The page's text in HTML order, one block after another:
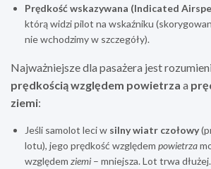
Prędkość wskazywana (Indicated
którą widzi pilot na wskaźniku
nie wchodzimy w szczegóły).
Najważniejsze dla pasażera jest
prędkością względem powietrza a
ziemi:
Jeśli samolot leci w silny wiatr czołowy
lotu), jego prędkość względem powietrza
względem ziemi – mniejsza. Lot trwa dłużej.